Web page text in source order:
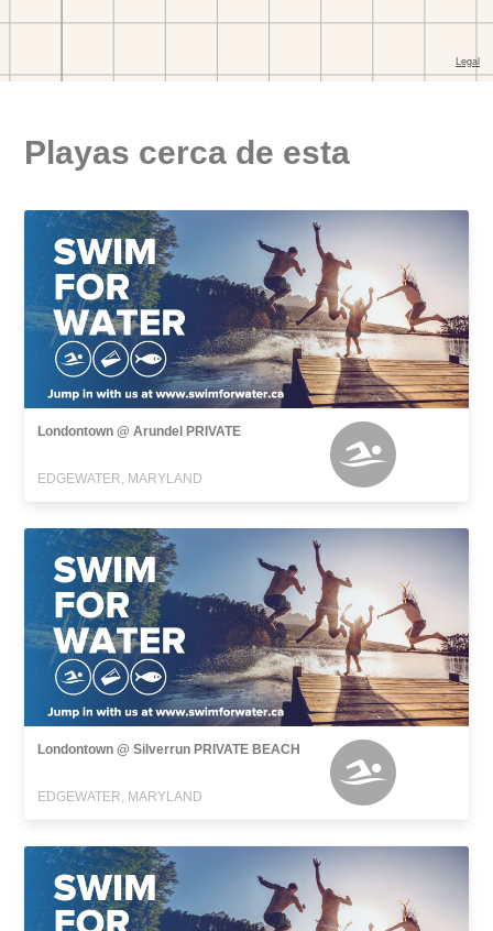
Playas cerca de esta
Londontown @ Arundel PRIVATE
EDGEWATER, MARYLAND
Londontown @ Silverrun PRIVATE BEACH
EDGEWATER, MARYLAND